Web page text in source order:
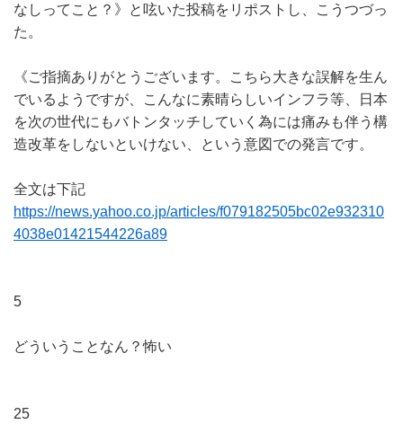
なしってこと？》と呟いた投稿をリポストし、こうつづっ
た。
《ご指摘ありがとうございます。こちら大きな誤解を生ん
でいるようですが、こんなに素晴らしいインフラ等、日本
を次の世代にもバトンタッチしていく為には痛みも伴う構
造改革をしないといけない、という意図での発言です。
全文は下記
https://news.yahoo.co.jp/articles/f079182505bc02e932310
4038e01421544226a89
5
どういうことなん？怖い
25